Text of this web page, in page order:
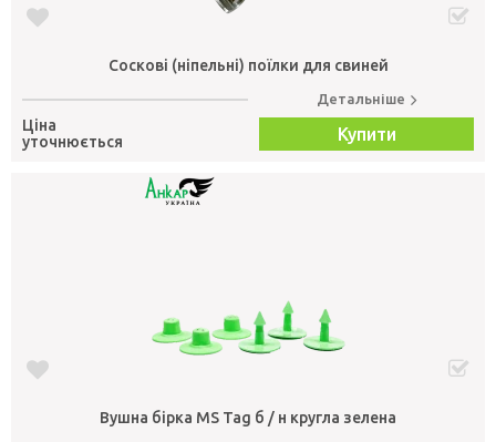
Соскові (ніпельні) поїлки для свиней
Ціна
уточнюється
Детальніше
Купити
Вушна бірка MS Tag б / н кругла зелена